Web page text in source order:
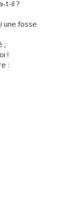
t-il ?
i une fosse
;
!
: